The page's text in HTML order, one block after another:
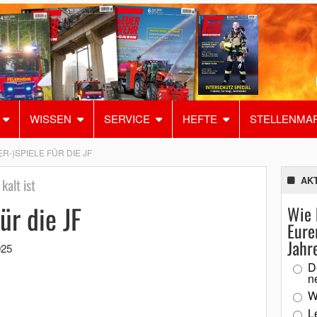
WISSEN SERVICE HEFTE
)SPIELE FÜR DIE JF
kalt ist
die JF